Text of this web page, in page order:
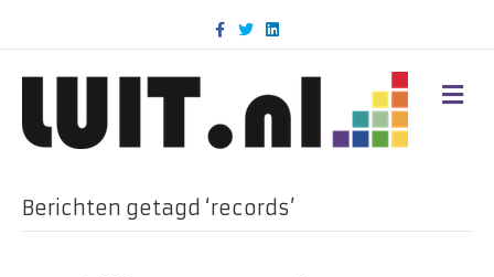
c
k
T
w
i
n
d
M
E
Berichten getagd ‘records’